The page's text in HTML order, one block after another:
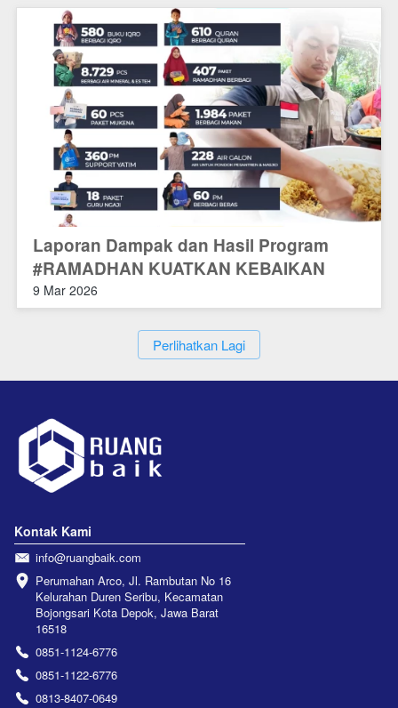
Laporan Dampak dan Hasil Program
#RAMADHAN KUATKAN KEBAIKAN
9 Mar 2026
`Perlihatkan Lagi
Kontak Kami
info@ruangbaik.com
Perumahan Arco, Jl. Rambutan No 16
Kelurahan Duren Seribu, Kecamatan
Bojongsari Kota Depok, Jawa Barat
16518
0851-1124-6776
0851-1122-6776
0813-8407-0649